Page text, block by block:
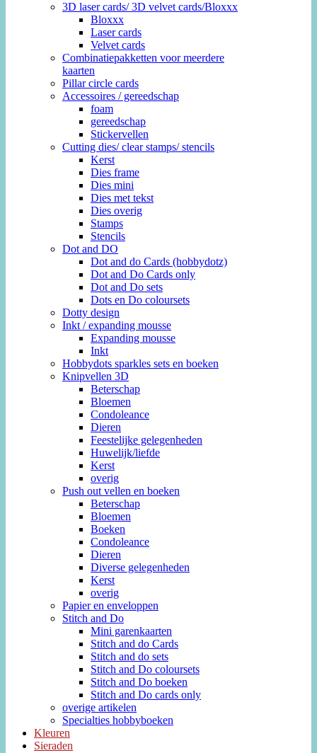
3D laser cards/ 3D velvet cards/Bloxxx
Bloxxx
Laser cards
Velvet cards
Combinatiepakketten voor meerdere
kaarten
Pillar circle cards
Accessoires / gereedschap
foam
gereedschap
Stickervellen
Cutting dies/ clear stamps/ stencils
Kerst
Dies frame
Dies mini
Dies met tekst
Dies overig
Stamps
Stencils
Dot and DO
Dot and do Cards (hobbydotz)
Dot and Do Cards only
Dot and Do sets
Dots en Do coloursets
Dotty design
Inkt / expanding mousse
Expanding mousse
Inkt
Hobbydots sparkles sets en boeken
Knipvellen 3D
Beterschap
Bloemen
Condoleance
Dieren
Feestelijke gelegenheden
Huwelijk/liefde
Kerst
overig
Push out vellen en boeken
Beterschap
Bloemen
Boeken
Condoleance
Dieren
Diverse gelegenheden
Kerst
overig
Papier en enveloppen
Stitch and Do
Mini garenkaarten
Stitch and do Cards
Stitch and do sets
Stitch and Do coloursets
Stitch and Do boeken
Stitch and Do cards only
overige artikelen
Specialties hobbyboeken
Kleuren
Sieraden